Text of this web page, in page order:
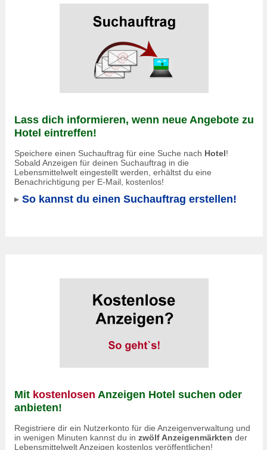
Lass dich informieren, wenn neue Angebote zu
Hotel eintreffen!
Speichere einen Suchauftrag für eine Suche nach Hotel!
Sobald Anzeigen für deinen Suchauftrag in die
Lebensmittelwelt eingestellt werden, erhältst du eine
Benachrichtigung per E-Mail, kostenlos!
So kannst du einen Suchauftrag erstellen!
Mit kostenlosen Anzeigen Hotel suchen oder
anbieten!
Registriere dir ein Nutzerkonto für die Anzeigenverwaltung und
in wenigen Minuten kannst du in zwölf Anzeigenmärkten der
Lebensmittelwelt Anzeigen kostenlos veröffentlichen!